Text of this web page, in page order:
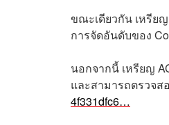
ขณะเดียวกัน เหรียญ
การจัดอันดับของ
นอกจากนี้ เหรียญ
และสามารถตรวจส
4f331dfc6…